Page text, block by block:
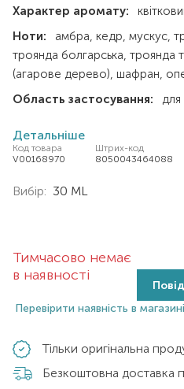
Характер аромату:
Ноти:
амбра кедр мускус
троянда болгарська троянда
(агарове дерево) шафран
Область застосування:
для
Детальніше
Код товара
V00168970
Штрих-код
8050043464088
Вибір: 30 ML
Тимчасово немає
в наявності
Перевірити наявність в магазині
Тільки оригінальна
Безкоштовна доставка